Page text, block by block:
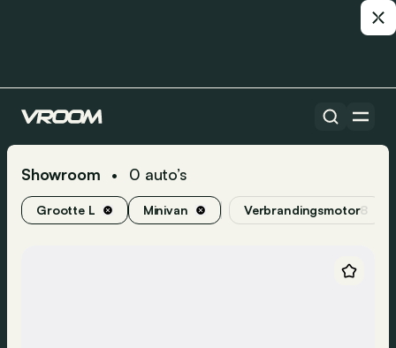
Showroom • 0 auto’s
Grootte L Minivan Verbrandingsmotor8